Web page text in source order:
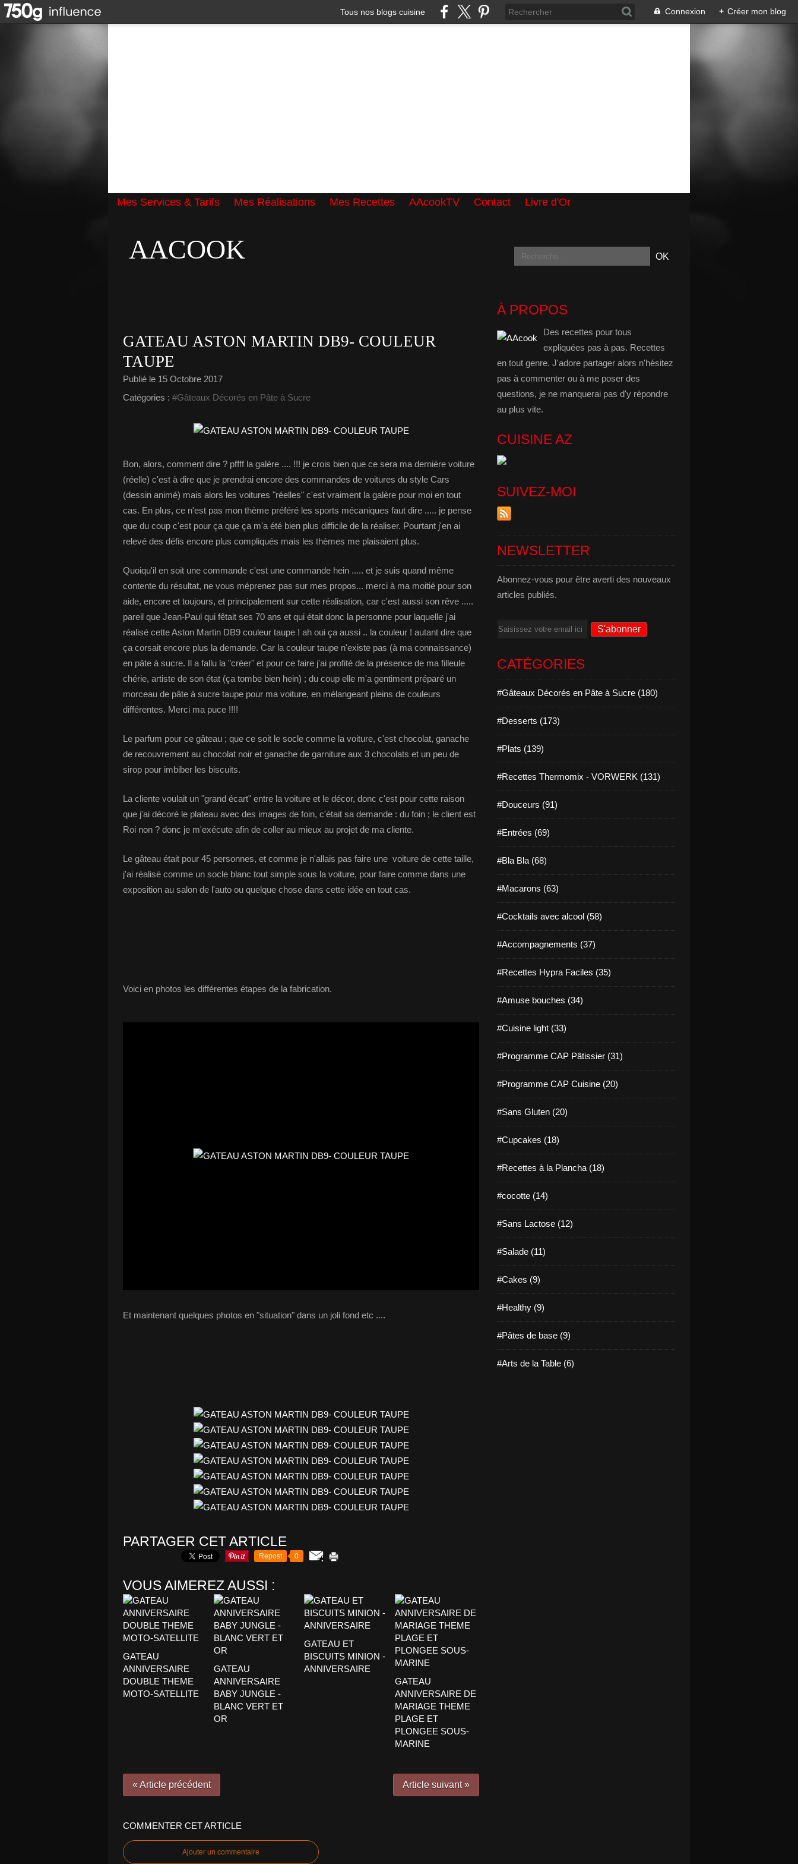
Tous nos blogs cuisine Connexion + Créer mon blog
Mes Services & Tarifs Mes Réalisations Mes Recettes AAcookTV Contact
Livre d'Or
AACOOK
GATEAU ASTON MARTIN DB9- COULEUR
TAUPE
Publié le 15 Octobre 2017
Catégories : #Gâteaux Décorés en Pâte à Sucre
Bon, alors, comment dire ? pffff la galère .... !!! je crois bien que ce sera ma dernière voiture
(réelle) c'est à dire que je prendrai encore des commandes de voitures du style Cars
(dessin animé) mais alors les voitures "réelles" c'est vraiment la galère pour moi en tout
cas. En plus, ce n'est pas mon thème préféré les sports mécaniques faut dire ..... je pense
que du coup c'est pour ça que ça m'a été bien plus difficile de la réaliser. Pourtant j'en ai
relevé des défis encore plus compliqués mais les thèmes me plaisaient plus.
Quoiqu'il en soit une commande c'est une commande hein ..... et je suis quand même
contente du résultat, ne vous méprenez pas sur mes propos... merci à ma moitié pour son
aide, encore et toujours, et principalement sur cette réalisation, car c'est aussi son rêve .....
pareil que Jean-Paul qui fêtait ses 70 ans et qui était donc la personne pour laquelle j'ai
réalisé cette Aston Martin DB9 couleur taupe ! ah oui ça aussi .. la couleur ! autant dire que
ça corsait encore plus la demande. Car la couleur taupe n'existe pas (à ma connaissance)
en pâte à sucre. Il a fallu la "créer" et pour ce faire j'ai profité de la présence de ma filleule
chérie, artiste de son état (ça tombe bien hein) ; du coup elle m'a gentiment préparé un
morceau de pâte à sucre taupe pour ma voiture, en mélangeant pleins de couleurs
différentes. Merci ma puce !!!!
Le parfum pour ce gâteau ; que ce soit le socle comme la voiture, c'est chocolat, ganache
de recouvrement au chocolat noir et ganache de garniture aux 3 chocolats et un peu de
sirop pour imbiber les biscuits.
La cliente voulait un "grand écart" entre la voiture et le décor, donc c'est pour cette raison
que j'ai décoré le plateau avec des images de foin, c'était sa demande : du foin ; le client est
Roi non ? donc je m'exécute afin de coller au mieux au projet de ma cliente.
Le gâteau était pour 45 personnes, et comme je n'allais pas faire une voiture de cette taille,
j'ai réalisé comme un socle blanc tout simple sous la voiture, pour faire comme dans une
exposition au salon de l'auto ou quelque chose dans cette idée en tout cas.
Voici en photos les différentes étapes de la fabrication.
Et maintenant quelques photos en "situation" dans un joli fond etc ....
PARTAGER CET ARTICLE
Repost 0
VOUS AIMEREZ AUSSI :
GATEAU
ANNIVERSAIRE
DOUBLE THEME
MOTO-SATELLITE
GATEAU
ANNIVERSAIRE
BABY JUNGLE -
BLANC VERT ET
OR
GATEAU ET
BISCUITS MINION -
ANNIVERSAIRE
GATEAU
ANNIVERSAIRE DE
MARIAGE THEME
PLAGE ET
PLONGEE SOUS-
MARINE
« Article précédent Article suivant »
COMMENTER CET ARTICLE
Ajouter un commentaire
À PROPOS
Des recettes pour tous
expliquées pas à pas. Recettes
en tout genre. J'adore partager alors n'hésitez
pas à commenter ou à me poser des
questions, je ne manquerai pas d'y répondre
au plus vite.
CUISINE AZ
SUIVEZ-MOI
NEWSLETTER
Abonnez-vous pour être averti des nouveaux
articles publiés.
Email
CATÉGORIES
#Gâteaux Décorés en Pâte à Sucre (180)
#Desserts (173)
#Plats (139)
#Recettes Thermomix - VORWERK (131)
#Douceurs (91)
#Entrées (69)
#Bla Bla (68)
#Macarons (63)
#Cocktails avec alcool (58)
#Accompagnements (37)
#Recettes Hypra Faciles (35)
#Amuse bouches (34)
#Cuisine light (33)
#Programme CAP Pâtissier (31)
#Programme CAP Cuisine (20)
#Sans Gluten (20)
#Cupcakes (18)
#Recettes à la Plancha (18)
#cocotte (14)
#Sans Lactose (12)
#Salade (11)
#Cakes (9)
#Healthy (9)
#Pâtes de base (9)
#Arts de la Table (6)